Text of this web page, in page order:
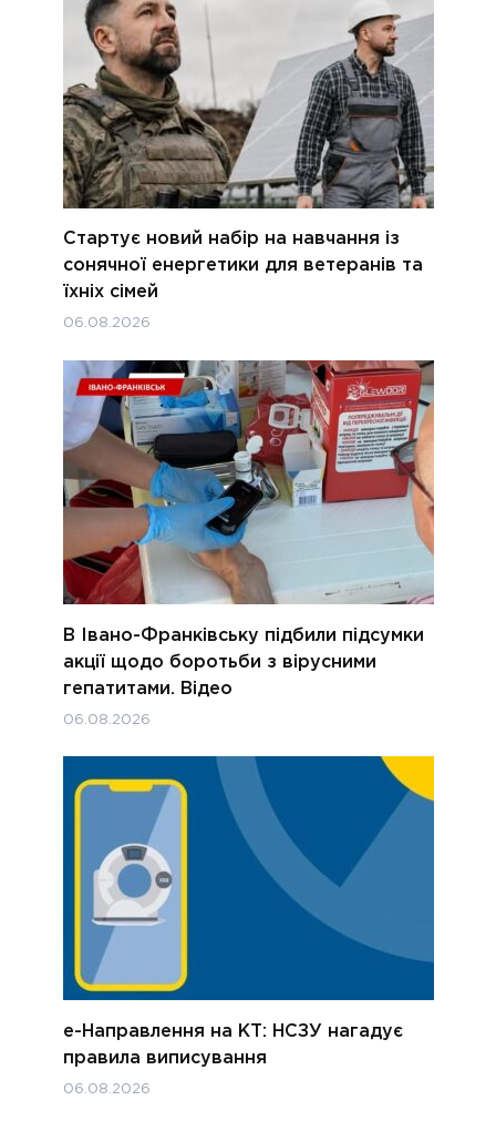
Стартує новий набір на навчання із
сонячної енергетики для ветеранів та
їхніх сімей
06.08.2026
В Івано-Франківську підбили підсумки
акції щодо боротьби з вірусними
гепатитами. Відео
06.08.2026
е-Направлення на КТ: НСЗУ нагадує
правила виписування
06.08.2026